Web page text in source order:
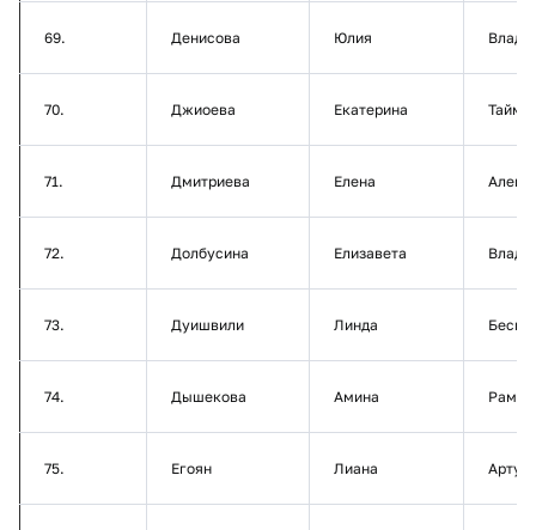
69. Денисова Юлия
70. Джиоева Екатерина
71. Дмитриева Елена
72. Долбусина Елизавета
73. Дуишвили Линда
74. Дышекова Амина
75. Егоян Лиана